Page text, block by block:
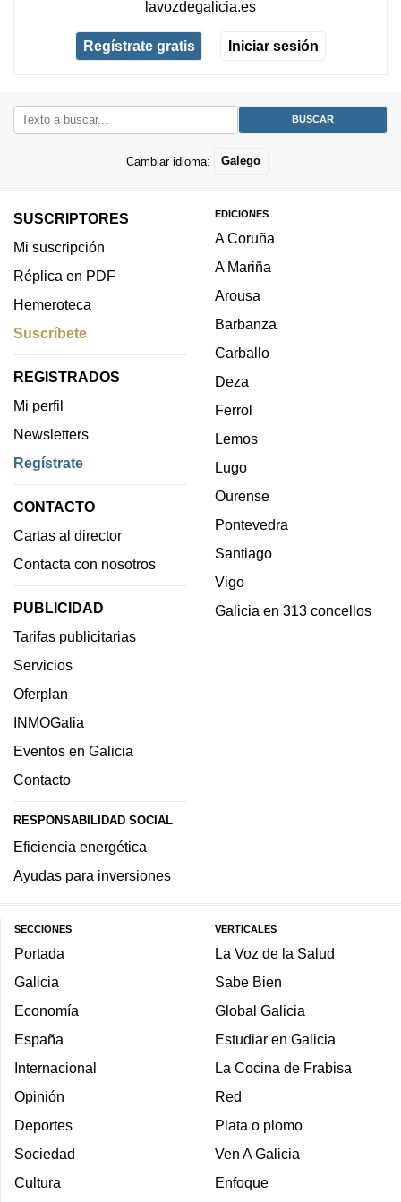
lavozdegalicia.es
Regístrate gratis Iniciar sesión
Cambiar idioma: Galego
SUSCRIPTORES
Mi suscripción
Réplica en PDF
Hemeroteca
Suscríbete
REGISTRADOS
Mi perfil
Newsletters
Regístrate
CONTACTO
Cartas al director
Contacta con nosotros
PUBLICIDAD
Tarifas publicitarias
Servicios
Oferplan
INMOGalia
Eventos en Galicia
Contacto
RESPONSABILIDAD SOCIAL
Eficiencia energética
Ayudas para inversiones
EDICIONES
A Coruña
A Mariña
Arousa
Barbanza
Carballo
Deza
Ferrol
Lemos
Lugo
Ourense
Pontevedra
Santiago
Vigo
Galicia en 313 concellos
SECCIONES
Portada
Galicia
Economía
España
Internacional
Opinión
Deportes
Sociedad
Cultura
VERTICALES
La Voz de la Salud
Sabe Bien
Global Galicia
Estudiar en Galicia
La Cocina de Frabisa
Red
Plata o plomo
Ven A Galicia
Enfoque